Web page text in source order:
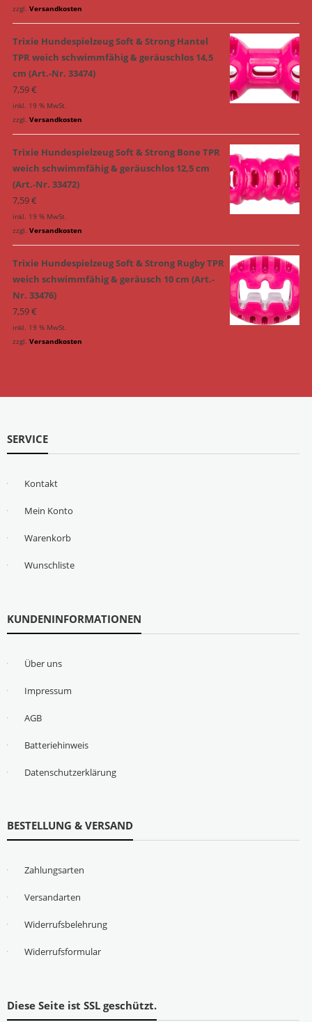
zzgl. Versandkosten
Trixie Hundespielzeug Soft & Strong Hantel
TPR weich schwimmfähig & geräuschlos 14,5
cm (Art.-Nr. 33474)
7,59€
inkl. 19 % MwSt.
zzgl. Versandkosten
Trixie Hundespielzeug Soft & Strong Bone TPR
weich schwimmfähig & geräuschlos 12,5 cm
(Art.-Nr. 33472)
7,59€
inkl. 19 % MwSt.
zzgl. Versandkosten
Trixie Hundespielzeug Soft & Strong Rugby TPR
weich schwimmfähig & geräusch 10 cm (Art.-
Nr. 33476)
7,59€
inkl. 19 % MwSt.
zzgl. Versandkosten
SERVICE
Kontakt
Mein Konto
Warenkorb
Wunschliste
KUNDENINFORMATIONEN
Über uns
Impressum
AGB
Batteriehinweis
Datenschutzerklärung
BESTELLUNG & VERSAND
Zahlungsarten
Versandarten
Widerrufsbelehrung
Widerrufsformular
Diese Seite ist SSL geschützt.